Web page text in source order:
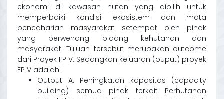
ekonomi di kawasan hutan yang dipilih untuk
memperbaiki kondisi ekosistem dan mata
pencaharian masyarakat setempat oleh pihak
yang berwenang bidang kehutanan dan
masyarakat. Tujuan tersebut merupakan outcome
dari Proyek FP V. Sedangkan keluaran (ouput) proyek
FP V adalah :
Output A: Peningkatan kapasitas (capacity
building) semua pihak terkait Perhutanan